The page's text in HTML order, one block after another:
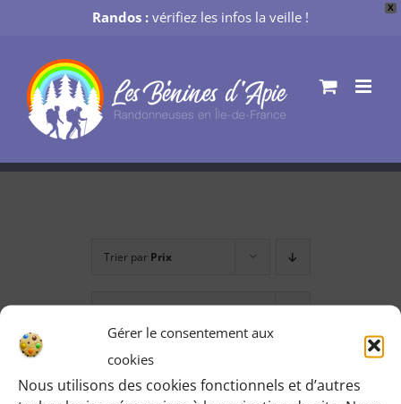
X
Randos : vérifiez les infos la veille !
Gérer le consentement aux
cookies
Nous utilisons des cookies fonctionnels et d’autres
contenu
Trier par Prix
Montrer12 produits